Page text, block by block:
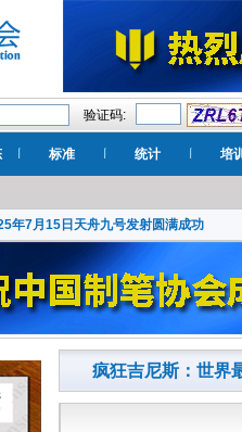
验证码:
标准 统计 培
年7月15日天舟九号发射圆满成功
疯狂吉尼斯：世界